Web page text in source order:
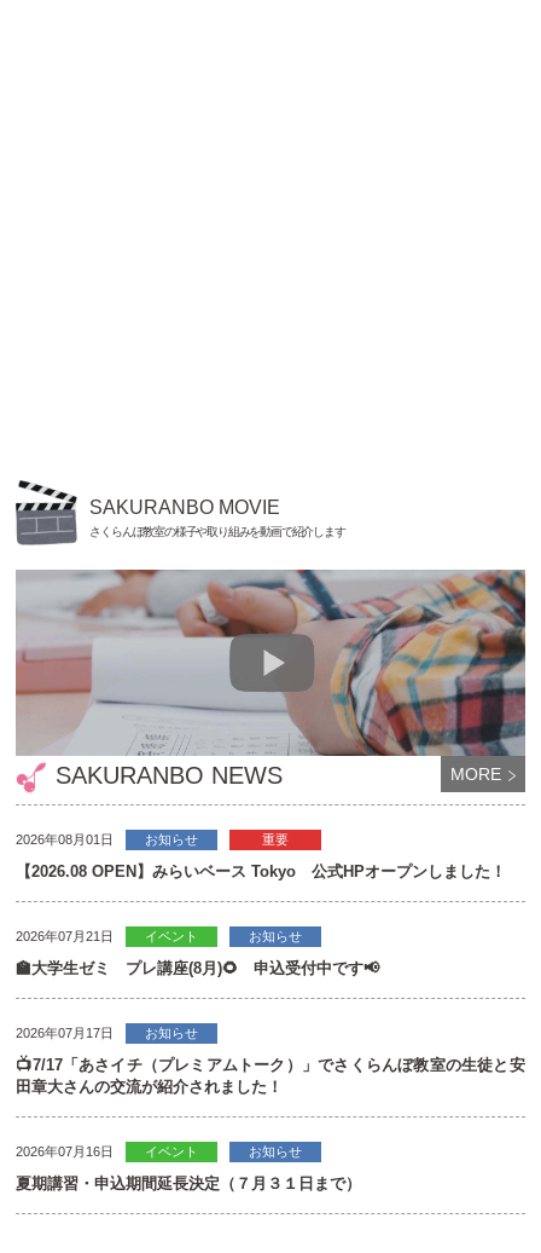
SAKURANBO NEWS MORE
2026年08月01日 お知らせ 重要
【2026.08 OPEN】みらいベース Tokyo 公式HPオープンしました！
2026年07月21日 イベント お知らせ
🏫大学生ゼミ プレ講座(8月)🌻 申込受付中です📢
2026年07月17日 お知らせ
📺7/17「あさイチ（プレミアムトーク）」でさくらんぼ教室の生徒と安
田章大さんの交流が紹介されました！
2026年07月16日 イベント お知らせ
夏期講習・申込期間延長決定（７月３１日まで）
SAKURANBO MOVIE
さくらんぼ教室の様子や取り組みを動画で紹介します